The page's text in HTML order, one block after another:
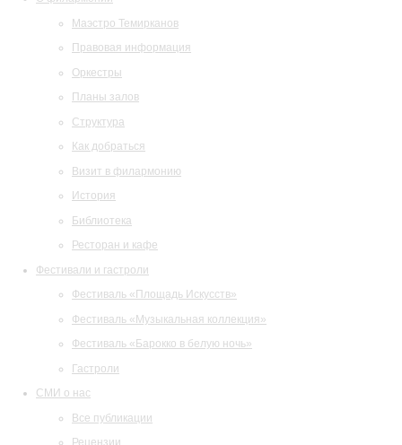
Маэстро Темирканов
Правовая информация
Оркестры
Планы залов
Структура
Как добраться
Визит в филармонию
История
Библиотека
Ресторан и кафе
Фестивали и гастроли
Фестиваль «Площадь Искусств»
Фестиваль «Музыкальная коллекция»
Фестиваль «Барокко в белую ночь»
Гастроли
СМИ о нас
Все публикации
Рецензии